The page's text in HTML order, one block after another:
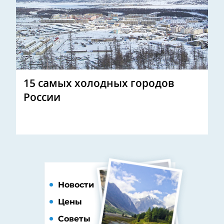
15 самых холодных городов
России
Новости
Цены
Советы